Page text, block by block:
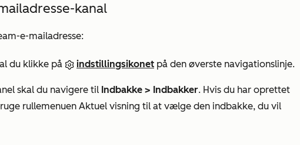
kanal
e-mailadresse:
du klikke på indstillingsikonet på den øverste navigationslinje.
skal du navigere til Indbakke > Indbakker. Hvis du har oprettet
rullemenuen Aktuel visning til at vælge den indbakke, du vil